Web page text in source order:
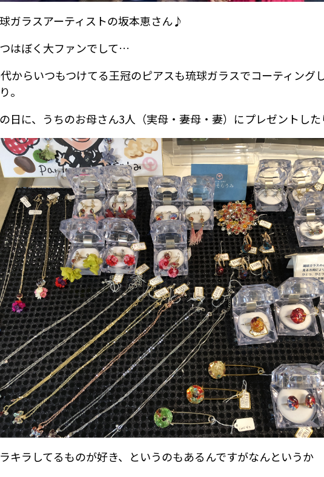
ガラスアーティストの坂本恵さん♪
はぼく大ファンでして…
からいつもつけてる王冠のピアスも琉球ガラスでコーティング
。
日に、うちのお母さん3人（実母・妻母・妻）にプレゼントし
キラしてるものが好き、というのもあるんですがなんというか